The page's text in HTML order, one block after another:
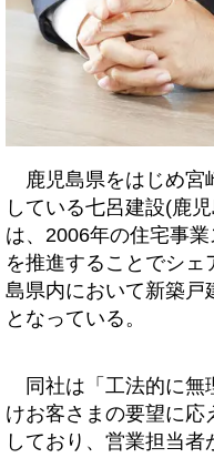
鹿児島県をはじめ宮
している七呂建設(鹿
は、2006年の住宅事業
を推進することでシ
島県内において新築戸
となっている。
同社は「工法的に
けお客さまの要望に応
しており、営業担当